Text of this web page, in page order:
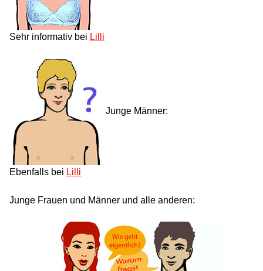
Sehr informativ bei Lilli
Junge Männer:
Ebenfalls bei Lilli
Junge Frauen und Männer und alle anderen: